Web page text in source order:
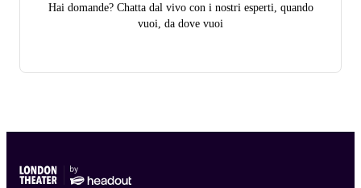
Hai domande? Chatta dal vivo con i nostri esperti, quando
vuoi, da dove vuoi